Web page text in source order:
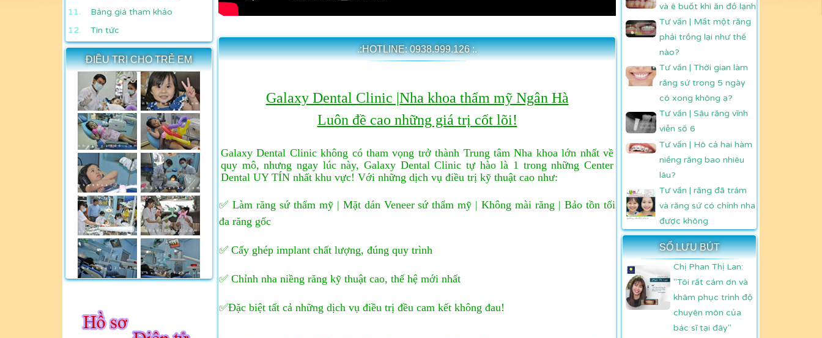
Bảng giá tham khảo
Tin tức
ĐIỀU TRỊ CHO TRẺ EM
.:HOTLINE: 0938.999.126 :.
Galaxy Dental Clinic |Nha khoa thẩm mỹ Ngân Hà
Luôn đề cao những giá trị cốt lõi!
Galaxy Dental Clinic không có tham vọng trở thành Trung tâm Nha khoa lớn nhất về
quy mô, nhưng ngay lúc này, Galaxy Dental Clinic tự hào là 1 trong những Center
Dental UY TÍN nhất khu vực! Với những dịch vụ điều trị kỹ thuật cao như:
✅ Làm răng sứ thẩm mỹ | Mặt dán Veneer sứ thẩm mỹ | Không mài răng | Bảo tồn tối
đa răng gốc
✅ Cấy ghép implant chất lượng, đúng quy trình
✅ Chỉnh nha niềng răng kỹ thuật cao, thế hệ mới nhất
✅Đặc biệt tất cả những dịch vụ điều trị đều cam kết không đau!
và ê buốt khi ăn đồ lạnh
Tư vấn | Mất một răng
phải trồng lại như thế
nào?
Tư vấn | Thời gian làm
răng sứ trong 5 ngày
có xong không ạ?
Tư vấn | Sâu răng vĩnh
viễn số 6
Tư vấn | Hô cả hai hàm
niềng răng bao nhiêu
lâu?
Tư vấn | răng đã trám
và răng sứ có chỉnh nha
được không
SỔ LƯU BÚT
Chị Phan Thị Lan:
"Tôi rất cám ơn và
khâm phục trình độ
chuyên môn của
bác sĩ tại đây"